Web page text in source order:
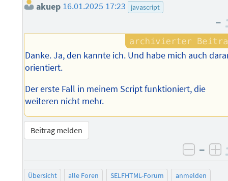
akuep 16.01.2025 17:23 javascript
–
Danke. Ja, den kannte ich. Und habe mich auch
orientiert.
Der erste Fall in meinem Script funktioniert, die
weiteren nicht mehr.
Beitrag melden
–
Übersicht alle Foren SELFHTML-Forum
anmelden